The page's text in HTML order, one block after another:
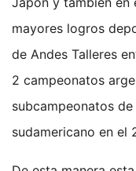
mayores logros
de Andes Talleres
2 campeonatos
subcampeonatos
sudamericano en el